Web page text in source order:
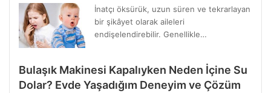
İnatçı öksürük, uzun süren ve tekrarlayan
bir şikâyet olarak aileleri
endişelendirebilir. Genellikle…
Bulaşık Makinesi Kapalıyken Neden İçine Su
Dolar? Evde Yaşadığım Deneyim ve Çözüm